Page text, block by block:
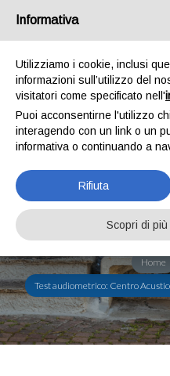
TEST
CENTRO
SOLO
Home
Test audiometrico: Centro
Informativa
Utilizziamo i cookie, inclusi
informazioni sull’utilizzo del
visitatori come specificato nell'
Puoi acconsentirne l'utilizzo
interagendo con un link o un
informativa o continuando a
Rifiuta
Scopri di